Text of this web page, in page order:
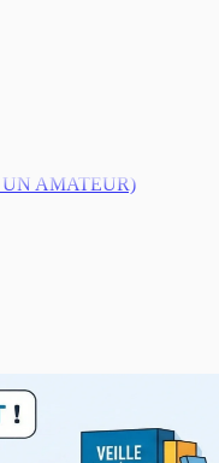
AMATEUR)